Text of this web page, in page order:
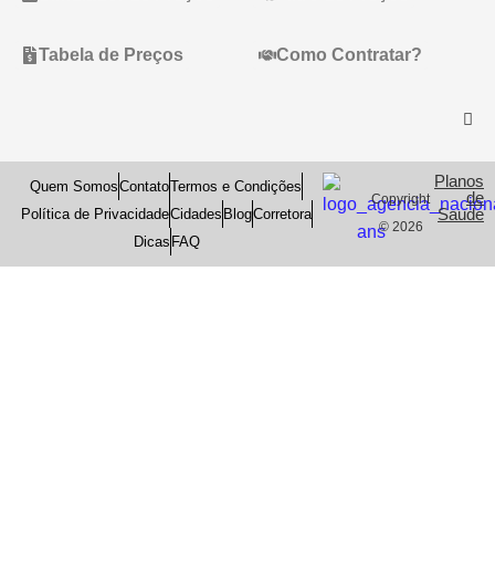
Tabela de Preços Como Contratar?
Quem SomosContatoTermos e Condições
Política de PrivacidadeCidades BlogCorretora
Dicas FAQ
Copyright
© 2026
Planos
de
Saude